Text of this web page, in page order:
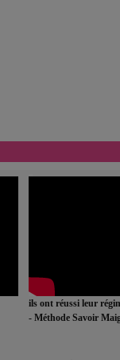
ils ont réussi leur
- Méthode Savoir